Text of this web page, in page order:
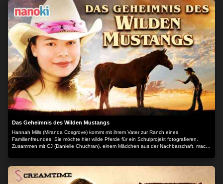
Das Geheimnis des Wilden Mustangs
Hannah Mills (Miranda Cosgrove) kommt mit ihrem Vater zur Ranch eines
Familienfreundes. Sie möchte hier wilde Pferde für ein Schulprojekt fotografieren.
Zusammen mit CJ (Danielle Chuchran), einem Mädchen aus der Nachbarschaft, macht
dass immer mehr Pferde auf mysteriöse Weise verschwinden, entdecken sie ein böses
Geheimnis - und sie ergründen das Rätsel um den wilden Mustang. Manche sagen,
dass der wunderschöne wilde Mustang nur ein Mythos sei. Andere sagen, dass er ein
Geisterpferd sei, das nachts Stuten raubt. Die wenigsten glauben, dass der wilde